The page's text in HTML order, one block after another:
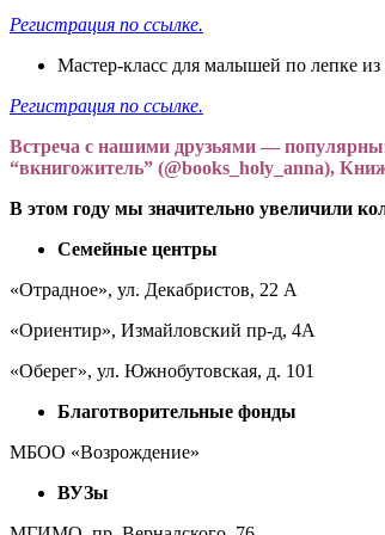
Регистрация по ссылке.
Мастер-класс для малышей по лепке
Регистрация по ссылке.
Встреча с нашими друзьями —
“вкнигожитель” (@books_holy_anna),
В этом году мы значительно увеличили
Семейные центры
«Отрадное», ул. Декабристов, 22 А
«Ориентир», Измайловский пр-д, 4А
«Оберег», ул. Южнобутовская, д. 101
Благотворительные фонды
МБОО «Возрождение»
ВУЗы